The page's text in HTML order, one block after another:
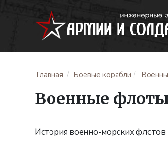
Главная Боевые корабли
Военные флоты
История военно-морских